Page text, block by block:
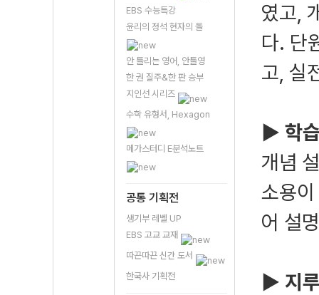
EBS 수능특강
윤리의 정석 현자의 돌
안 틀리는 영어, 안틀영
한 권 질주&한 판 승부
지인선 시리즈
수학 유형서, Hexagon
메가스터디 E분석노트
공통 기획전
생기부 레벨 UP
EBS 고교 교재
따끈따끈 신간 도서
한국사 기획전
였고,
다. 단
고, 실
▶ 학
개념
소용
어 설
▶ 지